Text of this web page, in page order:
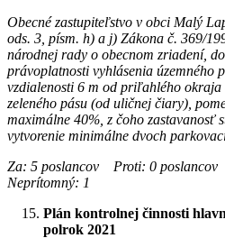
Obecné zastupiteľstvo v obci Malý
ods. 3, písm. h) a j) Zákona č. 369/
národnej rady o obecnom zriadení,
právoplatnosti vyhlásenia územného
vzdialenosti 6 m od priľahlého okraja
zeleného pásu (od uličnej čiary),
maximálne 40%, z čoho zastavanosť
vytvorenie minimálne dvoch
Za: 5 poslancov Proti: 0
Neprítomný: 1
Plán kontrolnej činnosti
polrok 2021